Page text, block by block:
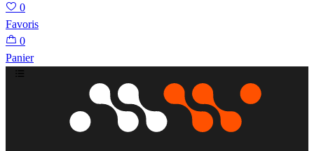
0
Favoris
0
Panier